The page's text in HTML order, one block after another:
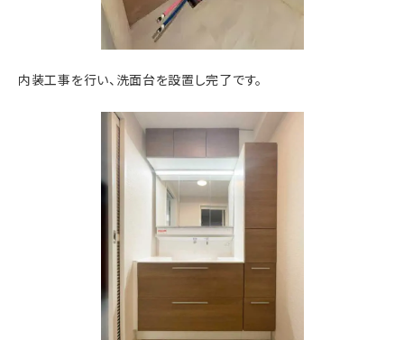
内装工事を行い、洗面台を設置し完了です。